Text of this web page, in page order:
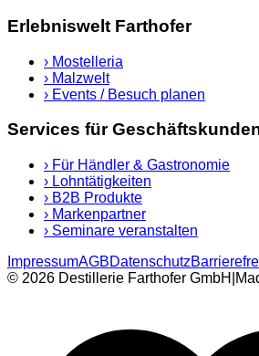
Erlebniswelt Farthofer
› Mostelleria
› Malzwelt
› Events / Besuch planen
Services für
› Für Händler & Gastronomie
› Lohntätigkeiten
› B2B Produkte
› Markenpartner
› Seminare veranstalten
ImpressumAGBDatenschutz
© 2026 Destillerie Farthofer GmbH